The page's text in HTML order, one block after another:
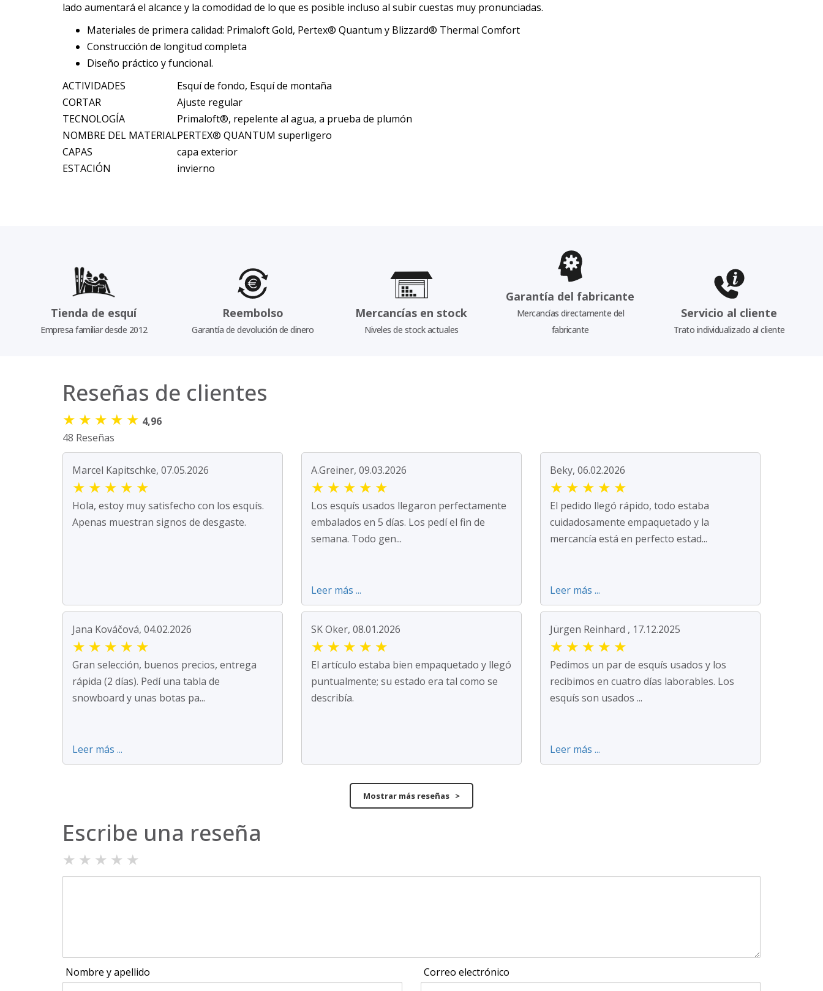
lado aumentará el alcance y la comodidad de lo que es posible incluso al subir cuestas muy pronunciadas.
Materiales de primera calidad: Primaloft Gold, Pertex® Quantum y Blizzard® Thermal Comfort
Construcción de longitud completa
Diseño práctico y funcional.
ACTIVIDADES
Esquí de fondo, Esquí de montaña
CORTAR
Ajuste regular
TECNOLOGÍA
Primaloft®, repelente al agua, a prueba de plumón
NOMBRE DEL MATERIALPERTEX® QUANTUM superligero
CAPAS
capa exterior
ESTACIÓN
invierno
Tienda de esquí
Empresa familiar desde 2012
Reembolso
Garantía de devolución de dinero
Mercancías en stock
Niveles de stock actuales
Garantía del fabricante
Mercancías directamente del
fabricante
Servicio al cliente
Trato individualizado al cliente
Reseñas de clientes
★ ★ ★ ★ ★ 4,96
48 Reseñas
Marcel Kapitschke, 07.05.2026
★ ★ ★ ★ ★
Hola, estoy muy satisfecho con los esquís.
Apenas muestran signos de desgaste.
A.Greiner, 09.03.2026
★ ★ ★ ★ ★
Los esquís usados llegaron perfectamente
embalados en 5 días. Los pedí el fin de
semana. Todo gen...
Leer más ...
Beky, 06.02.2026
★ ★ ★ ★ ★
El pedido llegó rápido, todo estaba
cuidadosamente empaquetado y la
mercancía está en perfecto estad...
Leer más ...
Jana Kováčová, 04.02.2026
★ ★ ★ ★ ★
Gran selección, buenos precios, entrega
rápida (2 días). Pedí una tabla de
snowboard y unas botas pa...
Leer más ...
SK Oker, 08.01.2026
★ ★ ★ ★ ★
El artículo estaba bien empaquetado y llegó
puntualmente; su estado era tal como se
describía.
Jürgen Reinhard , 17.12.2025
★ ★ ★ ★ ★
Pedimos un par de esquís usados y los
recibimos en cuatro días laborables. Los
esquís son usados ...
Leer más ...
Mostrar más reseñas >
Escribe una reseña
★ ★ ★ ★ ★
Nombre y apellido Correo electrónico